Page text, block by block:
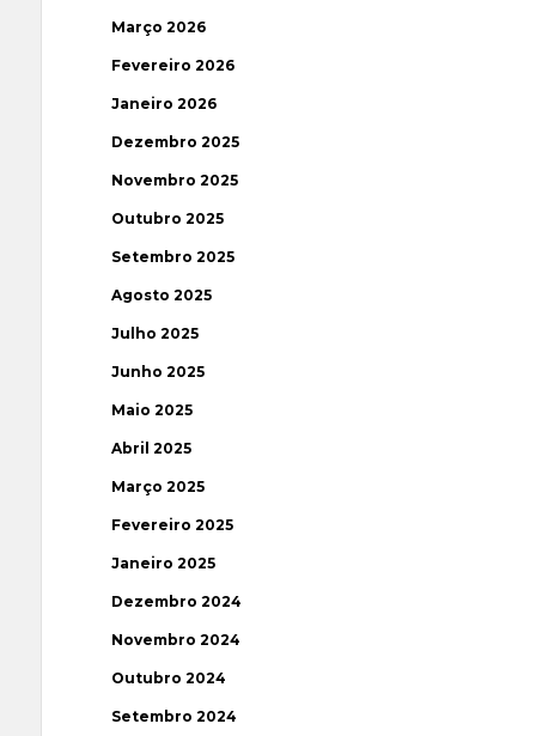
Março 2026
Fevereiro 2026
Janeiro 2026
Dezembro 2025
Novembro 2025
Outubro 2025
Setembro 2025
Agosto 2025
Julho 2025
Junho 2025
Maio 2025
Abril 2025
Março 2025
Fevereiro 2025
Janeiro 2025
Dezembro 2024
Novembro 2024
Outubro 2024
Setembro 2024